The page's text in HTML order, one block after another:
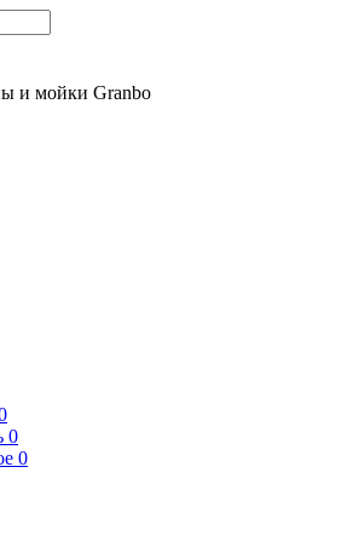
и мойки Granbo
0
0